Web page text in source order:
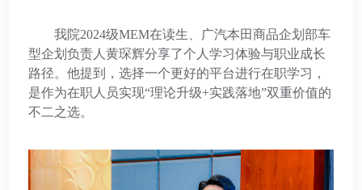
我院2024级MEM在读生、广汽本田商品企划部车
型企划负责人黄琛辉分享了个人学习体验与职业成长
路径。他提到，选择一个更好的平台进行在职学习，
是作为在职人员实现“理论升级+实践落地”双重价值的
不二之选。